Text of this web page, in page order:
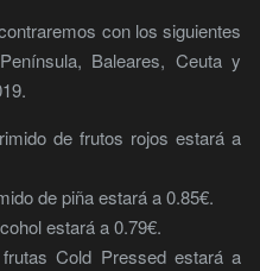
con los siguientes
Baleares, Ceuta y
de frutos rojos estará a
de piña estará a 0.85€.
estará a 0.79€.
Cold Pressed estará a